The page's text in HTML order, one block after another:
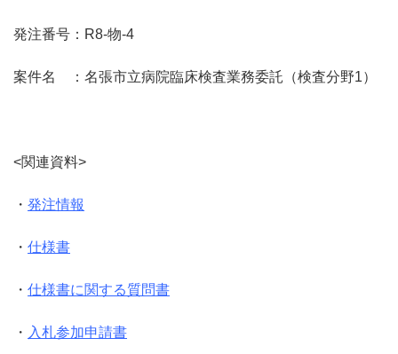
発注番号：R8-物-4
案件名 ：名張市立病院臨床検査業務委託（検査分野1）
<関連資料>
・ 発注情報
・ 仕様書
・ 仕様書に関する質問書
・ 入札参加申請書